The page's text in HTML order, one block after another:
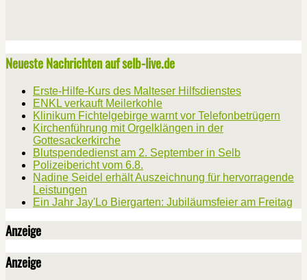
Neueste Nachrichten auf selb-live.de
Erste-Hilfe-Kurs des Malteser Hilfsdienstes
ENKL verkauft Meilerkohle
Klinikum Fichtelgebirge warnt vor Telefonbetrügern
Kirchenführung mit Orgelklängen in der
Gottesackerkirche
Blutspendedienst am 2. September in Selb
Polizeibericht vom 6.8.
Nadine Seidel erhält Auszeichnung für hervorragende
Leistungen
Ein Jahr Jay'Lo Biergarten: Jubiläumsfeier am Freitag
Anzeige
Anzeige